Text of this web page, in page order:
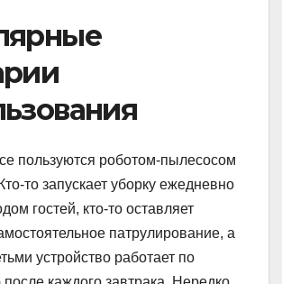
пользуются роботом-пылесосом
то запускает уборку ежедневно
гостей, кто-то оставляет
патрулирование, а
устройство работает по